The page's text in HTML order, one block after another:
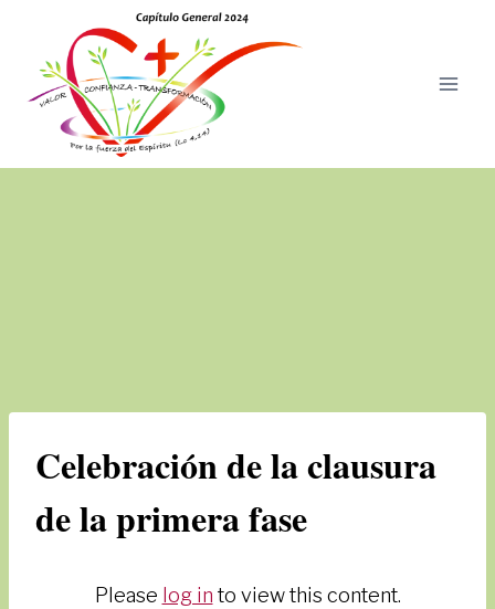
contenido
Celebración de la clausura
de la primera fase
Please log in to view this content.